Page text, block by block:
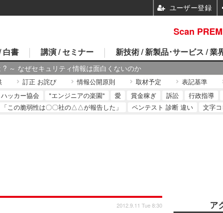
? ～ なぜセキュリティ情報は面白くないのか
白書 講演 / セミナー 新技術 / 新製品･サービス / 業
訂正 お詫び 情報公開原則 取材予定 表記基準
ハッカー協会 "エンジニアの楽園" 愛 賞金稼ぎ 訴訟 行政指導
「この脆弱性は〇〇社の△△が報告した」
ペンテスト 診断 違い 文字
2012.9.11 Tue 8:30 ア
Scan
ユーザー登録